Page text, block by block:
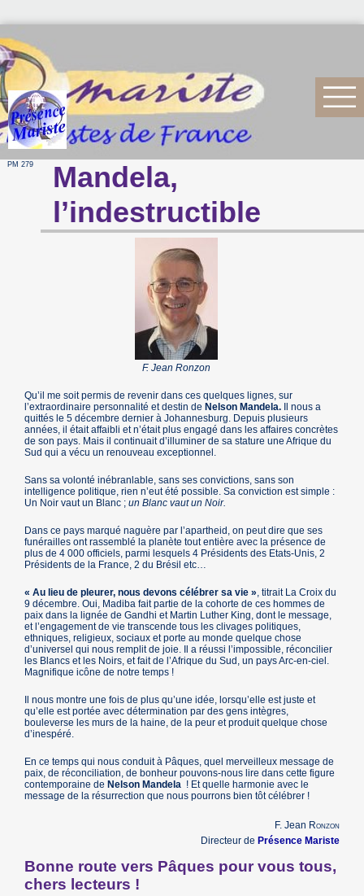
PM 279
Mandela,
l’indestructible
F. Jean Ronzon
Qu’il me soit permis de revenir dans ces quelques lignes, sur
l’extraordinaire personnalité et destin de Nelson Mandela. Il nous a
quittés le 5 décembre dernier à Johannesburg. Depuis plusieurs
années, il était affaibli et n’était plus engagé dans les affaires concrètes
de son pays. Mais il continuait d’illuminer de sa stature une Afrique du
Sud qui a vécu un renouveau exceptionnel.
Sans sa volonté inébranlable, sans ses convictions, sans son
intelligence politique, rien n’eut été possible. Sa conviction est simple :
Un Noir vaut un Blanc ;un Blanc vaut un Noir.
Dans ce pays marqué naguère par l’apartheid, on peut dire que ses
funérailles ont rassemblé la planète tout entière avec la présence de
plus de 4 000 officiels, parmi lesquels 4 Présidents des Etats-Unis, 2
Présidents de la France, 2 du Brésil etc…
« Au lieu de pleurer, nous devons célébrer sa vie », titrait La Croix du
9 décembre. Oui, Madiba fait partie de la cohorte de ces hommes de
paix dans la lignée de Gandhi et Martin Luther King, dont le message,
et l’engagement de vie transcende tous les clivages politiques,
ethniques, religieux, sociaux et porte au monde quelque chose
d’universel qui nous remplit de joie. Il a réussi l’impossible, réconcilier
les Blancs et les Noirs, et fait de l’Afrique du Sud, un pays Arc-en-ciel.
Magnifique icône de notre temps !
Il nous montre une fois de plus qu’une idée, lorsqu’elle est juste et
qu’elle est portée avec détermination par des gens intègres,
bouleverse les murs de la haine, de la peur et produit quelque chose
d’inespéré.
En ce temps qui nous conduit à Pâques, quel merveilleux message de
paix, de réconciliation, de bonheur pouvons-nous lire dans cette figure
contemporaine de Nelson Mandela ! Et quelle harmonie avec le
message de la résurrection que nous pourrons bien tôt célébrer !
F. Jean Ronzon
Directeur de Présence Mariste
Bonne route vers Pâques pour vous tous,
chers lecteurs !